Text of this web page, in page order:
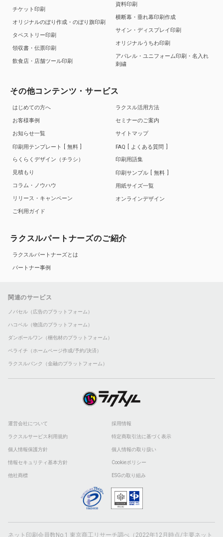
チケット印刷
オリジナルのぼり作成・のぼり旗印刷
タペストリー印刷
領収書・伝票印刷
飲食店・店舗ツール印刷
資料印刷
横断幕・垂れ幕印刷作成
サイン・ディスプレイ印刷
オリジナルうちわ印刷
アパレル・ユニフォーム印刷・名入れ
刺繍
その他コンテンツ・サービス
はじめての方へ
お客様事例
お知らせ一覧
印刷用テンプレート
無料
らくらくデザイン（チラシ）
見積もり
コラム・ノウハウ
リリース・キャンペーン
ご利用ガイド
ラクスル活用方法
セミナーのご案内
サイトマップ
FAQ
よくある質問
印刷用語集
印刷サンプル
無料
用紙サイズ一覧
オンラインデザイン
ラクスルパートナーズのご紹介
ラクスルパートナーズとは
パートナー事例
関連のサービス
ノバセル（広告のプラットフォーム）
ハコベル（物流のプラットフォーム）
ダンボールワン（梱包材のプラットフォーム）
ペライチ（ホームページ作成/予約/決済）
ラクスルバンク（金融のプラットフォーム）
運営会社について 採用情報
ラクスルサービス利用規約 特定商取引法に基づく表示
個人情報保護方針 個人情報の取り扱い
情報セキュリティ基本方針 Cookieポリシー
他社商標 ESGの取り組み
ネット印刷会員数No.1 東京商工リサーチ調べ（2022年12月時点/主要ネット